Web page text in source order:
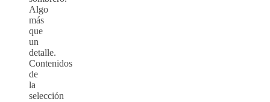
Algo
más
que
un
detalle.
Contenidos
de
la
selección